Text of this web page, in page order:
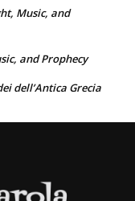
Music, and
and Prophecy
dell’Antica Grecia